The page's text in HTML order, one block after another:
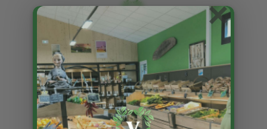
Les articles avec le mot clé :
poulet
×